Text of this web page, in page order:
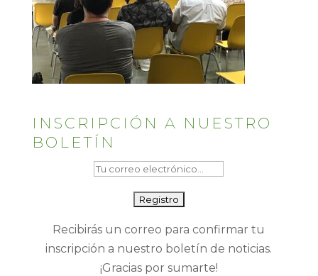
INSCRIPCIÓN A NUESTRO
BOLETÍN
Recibirás un correo para confirmar tu
inscripción a nuestro boletín de noticias.
¡Gracias por sumarte!